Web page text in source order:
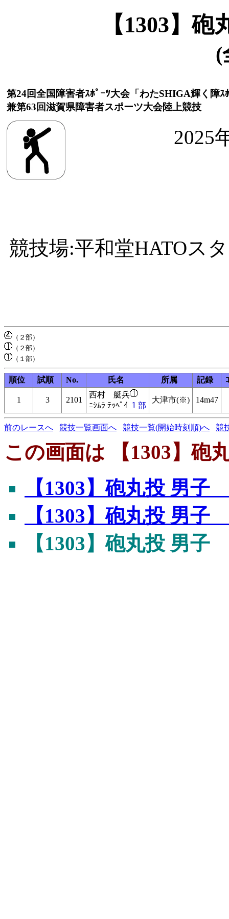
【1303】
(
第24回全国障害者ｽﾎﾟｰﾂ大会「わたSHIGA輝く障ｽ
兼第63回滋賀県障害者スポーツ大会陸上競技
2025
競技場:平和堂HATOス
順位 試順 No. 氏名 所属 記録
1 3 2101
西村 艇兵
ﾆｼﾑﾗ ﾃｯﾍﾟｲ １部
大津市(※) 14m47
前のレースへ 競技一覧画面へ 競技一覧(開始時刻順)へ 競
この画面は 【1303】
【1303】砲丸投
【1303】砲丸投
【1303】砲丸投